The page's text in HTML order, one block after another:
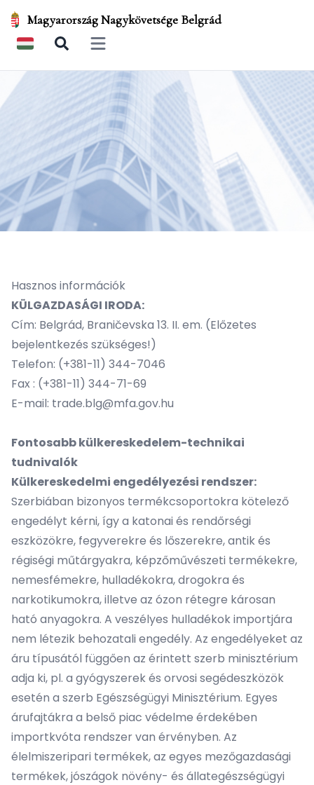
Magyarország Nagykövetsége Belgrád
Open main menu
Hasznos információk
KÜLGAZDASÁGI IRODA:
Cím: Belgrád, Braničevska 13. II. em. (Előzetes
bejelentkezés szükséges!)
Telefon: (+381-11) 344-7046
Fax : (+381-11) 344-71-69
E-mail: trade.blg@mfa.gov.hu
Fontosabb külkereskedelem-technikai
tudnivalók
Külkereskedelmi engedélyezési rendszer:
Szerbiában bizonyos termékcsoportokra kötelező
engedélyt kérni, így a katonai és rendőrségi
eszközökre, fegyverekre és lőszerekre, antik és
régiségi műtárgyakra, képzőművészeti termékekre,
nemesfémekre, hulladékokra, drogokra és
narkotikumokra, illetve az ózon rétegre károsan
ható anyagokra. A veszélyes hulladékok importjára
nem létezik behozatali engedély. Az engedélyeket az
áru típusától függően az érintett szerb minisztérium
adja ki, pl. a gyógyszerek és orvosi segédeszközök
esetén a szerb Egészségügyi Minisztérium. Egyes
árufajtákra a belső piac védelme érdekében
importkvóta rendszer van érvényben. Az
élelmiszeripari termékek, az egyes mezőgazdasági
termékek, jószágok növény- és állategészségügyi